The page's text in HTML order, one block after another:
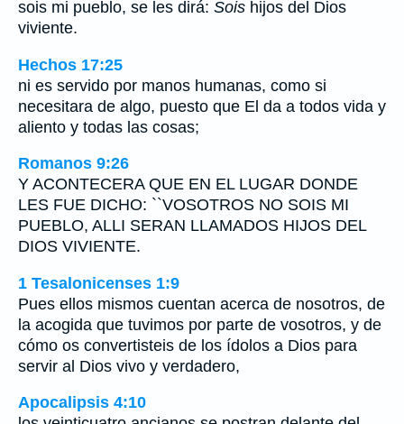
sois mi pueblo, se les dirá: Sois hijos del Dios
viviente.
Hechos 17:25
ni es servido por manos humanas, como si
necesitara de algo, puesto que El da a todos vida y
aliento y todas las cosas;
Romanos 9:26
Y ACONTECERA QUE EN EL LUGAR DONDE
LES FUE DICHO: ``VOSOTROS NO SOIS MI
PUEBLO, ALLI SERAN LLAMADOS HIJOS DEL
DIOS VIVIENTE.
1 Tesalonicenses 1:9
Pues ellos mismos cuentan acerca de nosotros, de
la acogida que tuvimos por parte de vosotros, y de
cómo os convertisteis de los ídolos a Dios para
servir al Dios vivo y verdadero,
Apocalipsis 4:10